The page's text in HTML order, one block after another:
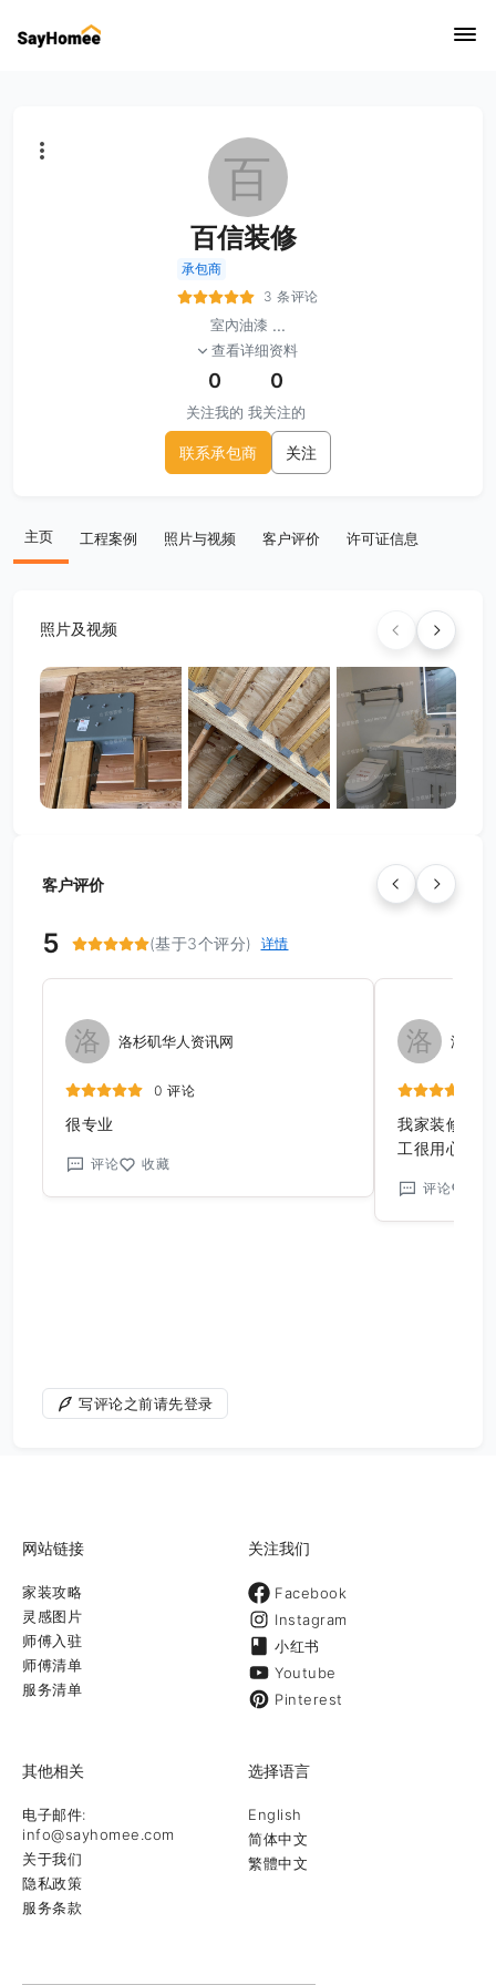
百
百信装修
承包商
3 条评论
室內油漆 ...
查看详细资料
0
关注我的
0
我关注的
联系承包商 关注
主页 工程案例 照片与视频 客户评价 许可证信息
照片及视频
客户评价
5 (基于3个评分) 详情
洛 洛杉矶华人资讯网
0 评论
很专业
评论 收藏
洛 洛杉
我家装修就
工很用心。
评论
写评论之前请先登录
网站链接
家装攻略
灵感图片
师傅入驻
师傅清单
服务清单
关注我们
Facebook
Instagram
小红书
Youtube
Pinterest
其他相关
电子邮件:
info@sayhomee.com
关于我们
隐私政策
服务条款
选择语言
English
简体中文
繁體中文